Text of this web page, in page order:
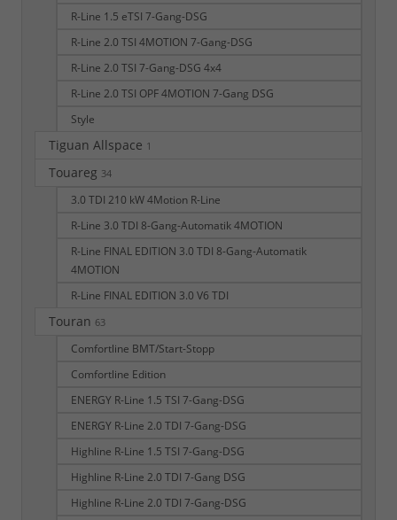
R-Line 1.5 eTSI 7-Gang-DSG
R-Line 2.0 TSI 4MOTION 7-Gang-DSG
R-Line 2.0 TSI 7-Gang-DSG 4x4
R-Line 2.0 TSI OPF 4MOTION 7-Gang DSG
Style
Tiguan Allspace 1
Touareg 34
3.0 TDI 210 kW 4Motion R-Line
R-Line 3.0 TDI 8-Gang-Automatik 4MOTION
R-Line FINAL EDITION 3.0 TDI 8-Gang-Automatik
4MOTION
R-Line FINAL EDITION 3.0 V6 TDI
Touran 63
Comfortline BMT/Start-Stopp
Comfortline Edition
ENERGY R-Line 1.5 TSI 7-Gang-DSG
ENERGY R-Line 2.0 TDI 7-Gang-DSG
Highline R-Line 1.5 TSI 7-Gang-DSG
Highline R-Line 2.0 TDI 7-Gang DSG
Highline R-Line 2.0 TDI 7-Gang-DSG